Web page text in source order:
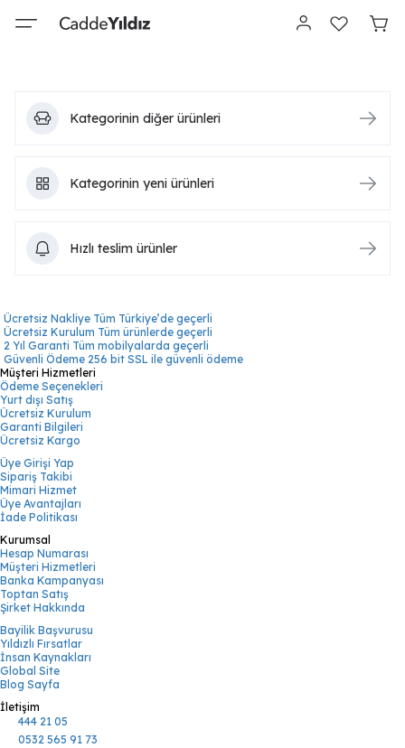
Kategorinin diğer ürünleri
Kategorinin yeni ürünleri
Hızlı teslim ürünler
Ücretsiz Nakliye Tüm Türkiye’de geçerli
Ücretsiz Kurulum Tüm ürünlerde geçerli
2 Yıl Garanti Tüm mobilyalarda geçerli
Güvenli Ödeme 256 bit SSL ile güvenli ödeme
Müşteri Hizmetleri
Ödeme Seçenekleri
Yurt dışı Satış
Ücretsiz Kurulum
Garanti Bilgileri
Ücretsiz Kargo
Üye Girişi Yap
Sipariş Takibi
Mimari Hizmet
Üye Avantajları
İade Politikası
Kurumsal
Hesap Numarası
Müşteri Hizmetleri
Banka Kampanyası
Toptan Satış
Şirket Hakkında
Bayilik Başvurusu
Yıldızlı Fırsatlar
İnsan Kaynakları
Global Site
Blog Sayfa
İletişim
444 21 05
0532 565 91 73